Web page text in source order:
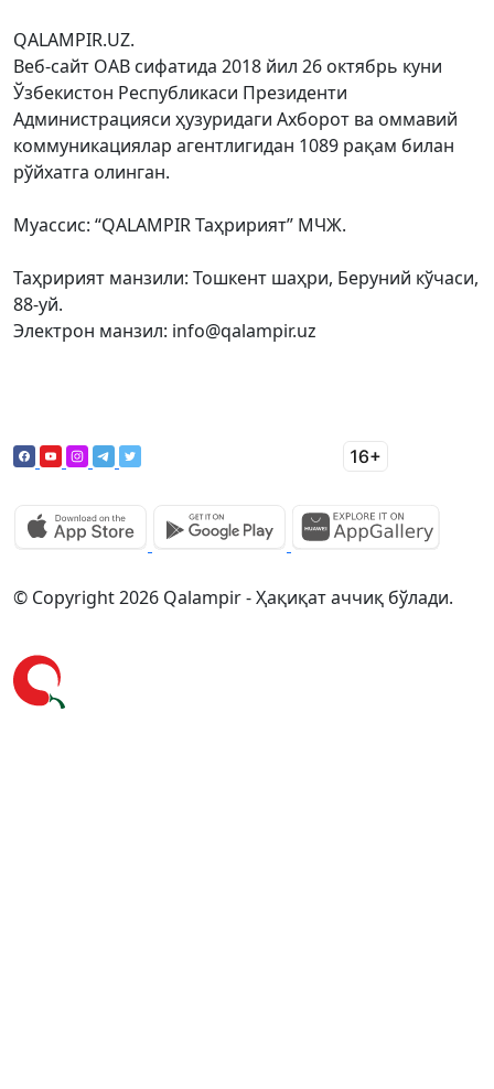
QALAMPIR.UZ.
Веб-сайт ОАВ сифатида 2018 йил 26 октябрь куни
Ўзбекистон Республикаси Президенти
Администрацияси ҳузуридаги Ахборот ва оммавий
коммуникациялар агентлигидан 1089 рақам билан
рўйхатга олинган.
Муассис: “QALAMPIR Таҳририят” МЧЖ.
Таҳририят манзили: Тошкент шаҳри, Беруний кўчаси,
88-уй.
Электрон манзил: info@qalampir.uz
© Copyright 2026 Qalampir - Ҳақиқат аччиқ бўлади.